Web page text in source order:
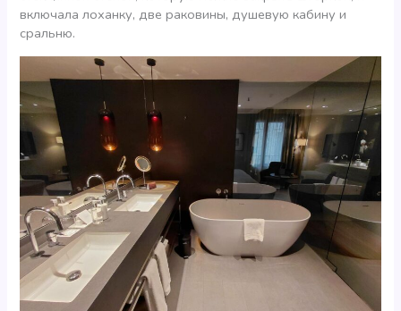
включала лоханку, две раковины, душевую кабину и
сральню.